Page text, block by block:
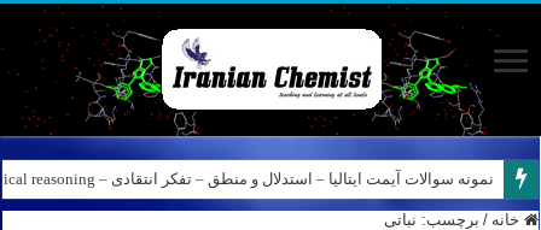
نمونه سوالات آیمت ایتالیا – استدلال و منطق – تفکر انتقادی – Logical reasoning – پارت ۸
خانه / برچسب: نباتی